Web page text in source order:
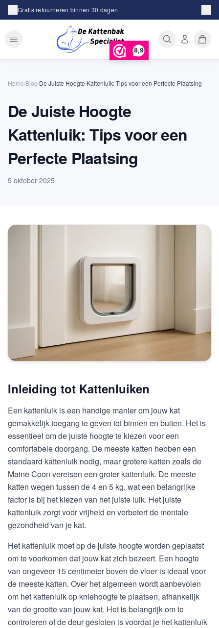
8,9
Achteraf betalen met Klarna
Home/Blog/De Juiste Hoogte Kattenluik: Tips voor een Perfecte Plaatsing
De Juiste Hoogte
Kattenluik: Tips voor een
Perfecte Plaatsing
5 oktober 2025
Inleiding tot Kattenluiken
Een kattenluik is een handige manier om jouw kat
gemakkelijk toegang te geven tot binnen en buiten. Het is
essentieel om de juiste hoogte te kiezen voor een
comfortabele doorgang. De meeste katten hebben een
standaard kattenluik nodig, maar grotere katten zoals de
Maine Coon vereisen een groter kattenluik. De meeste
katten wegen tussen de 4 en 5 kg, wat een belangrijke
factor is bij het kiezen van het juiste luik. Het juiste
kattenluik zorgt voor vrijheid en verbetert de mentale
gezondheid van je kat.
Het kattenluik moet op de juiste hoogte worden geplaatst
om te voorkomen dat jouw kat zich bezeert. Een hoogte
van ongeveer 15 centimeter boven de vloer is ideaal voor
de meeste katten. Over het algemeen wordt aanbevolen
om het kattenluik op kniehoogte te plaatsen, afhankelijk
van de grootte van jouw kat. Het is belangrijk om te
controleren of de deur gesloten is voordat je het kattenluik